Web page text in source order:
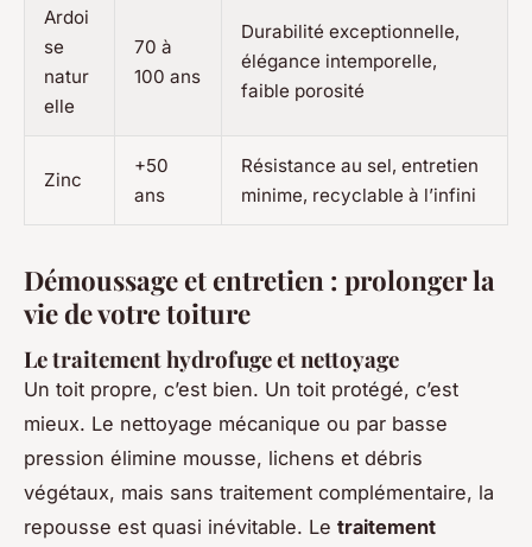
Ardoi
se
natur
elle
70 à
100 ans
Durabilité exceptionnelle,
élégance intemporelle,
faible porosité
Zinc
+50
ans
Résistance au sel, entretien
minime, recyclable à l’infini
Démoussage et entretien : prolonger la
vie de votre toiture
Le traitement hydrofuge et nettoyage
Un toit propre, c’est bien. Un toit protégé, c’est
mieux. Le nettoyage mécanique ou par basse
pression élimine mousse, lichens et débris
végétaux, mais sans traitement complémentaire, la
repousse est quasi inévitable. Le traitement